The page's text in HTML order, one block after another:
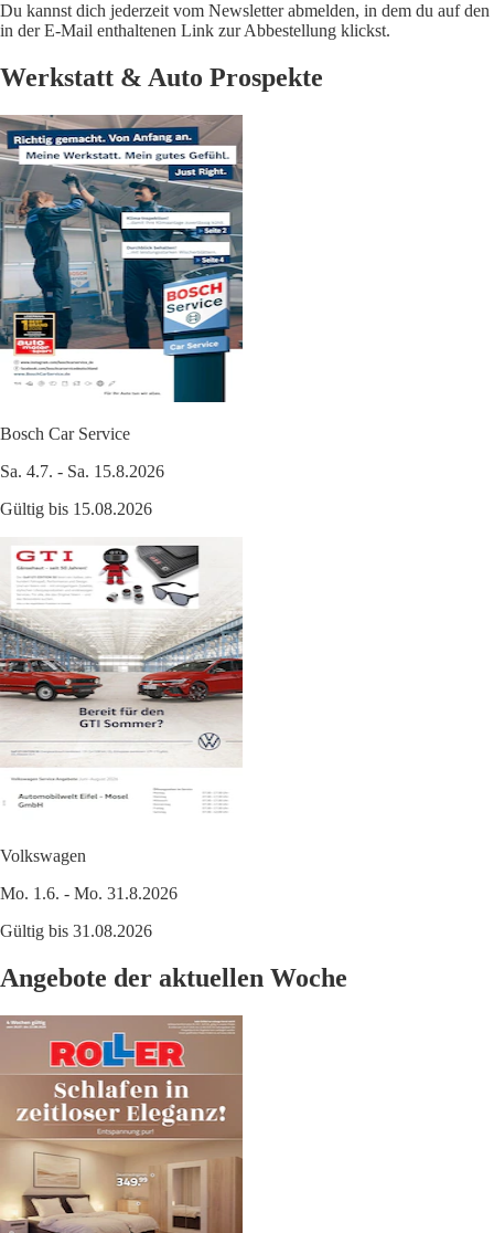
Du kannst dich jederzeit vom Newsletter abmelden, in dem du auf den
in der E-Mail enthaltenen Link zur Abbestellung klickst.
Werkstatt & Auto Prospekte
Bosch Car Service
Sa. 4.7. - Sa. 15.8.2026
Gültig bis 15.08.2026
Volkswagen
Mo. 1.6. - Mo. 31.8.2026
Gültig bis 31.08.2026
Angebote der aktuellen Woche